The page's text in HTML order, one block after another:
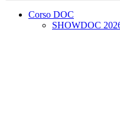
Corso DOC
SHOWDOC